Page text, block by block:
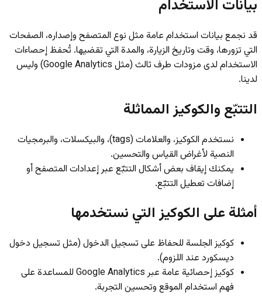
بيانات الاستخدام
قد نجمع بيانات استخدام عامة مثل نوع المتصفح وإصداره، الصفحات
التي تزورها، وقت وتاريخ الزيارة، والمدة التي تقضيها. تُحفظ إحصاءات
الاستخدام لدى مزودات طرف ثالث (مثل Google Analytics) وليس
لدينا.
التتبّع والكوكيز المماثلة
نستخدم الكوكيز، والعلامات (tags)، والبيكسلات، والبرمجيات
النصية لأغراض القياس والتحسين.
يمكنك إيقاف بعض أشكال التتبّع عبر إعدادات المتصفح أو
إضافات تعطيل التتبّع.
أمثلة على الكوكيز التي نستخدمها
كوكيز الجلسة للحفاظ على تسجيل الدخول (مثل تسجيل دخول
ديسكورد عند اللزوم).
كوكيز إحصائية عامة عبر Google Analytics للمساعدة على
فهم استخدام الموقع وتحسين التجربة.